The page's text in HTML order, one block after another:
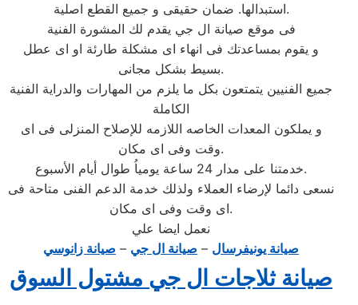
استبدالها. ضمان حقيقى و جميع القطع اصلية.
فى موقع صيانة ال جي يقدم لك المشورة الفنية
و يقوم بمساعدتك فى انهاء اى مشكلة طارئة او اى عطل
بسيط بشكل مجانى.
جميع الفنيين يتمتعون بكل ما يلزم من المهارات والدراية الفنية
الكاملة
و يملكون المعدات الخاصه اللازمه للإصلاح المنزلى فى اى
وقت وفى اى مكان.
خدمتنا على مدار 24 ساعة يومياُ طوال أيام الأسبوع.
نسعى دائما لإرضاء العملاء ولذلك خدمة الدعم الفنى متاحة فى
اى وقت وفى اى مكان.
نعمل ايضا علي
صيانة يونيفرسال – صيانة ال جي – صيانة زانوسي
صيانة ثلاجات ال جي مشتول السوق